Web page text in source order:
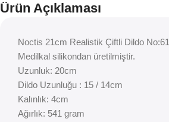
Ürün Açıklaması
Noctis 21cm Realistik Çiftli Dildo No:61
Medilkal silikondan üretilmiştir.
Uzunluk: 20cm
Dildo Uzunluğu : 15 / 14cm
Kalınlık: 4cm
Ağırlık: 541 gram